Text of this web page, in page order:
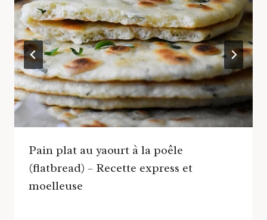
Pain plat au yaourt à la poêle
(flatbread) – Recette express et
moelleuse